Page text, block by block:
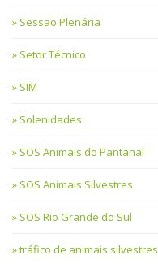
Sessão Plenária
Setor Técnico
SIM
Solenidades
SOS Animais do Pantanal
SOS Animais Silvestres
SOS Rio Grande do Sul
tráfico de animais silvestres